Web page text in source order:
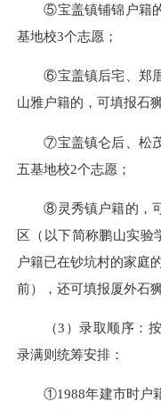
⑤宝盖镇铺锦户籍的
基地校3个志愿；
⑥宝盖镇后宅、郑厝
山雅户籍的，可填报石
⑦宝盖镇仑后、松茂
五基地校2个志愿；
⑧灵秀镇户籍的，可
区（以下简称鹏山实验
户籍已在钞坑村的家庭
前），还可填报厦外石狮
（3）录取顺序：按
录满则统筹安排：
①1988年建市时户籍